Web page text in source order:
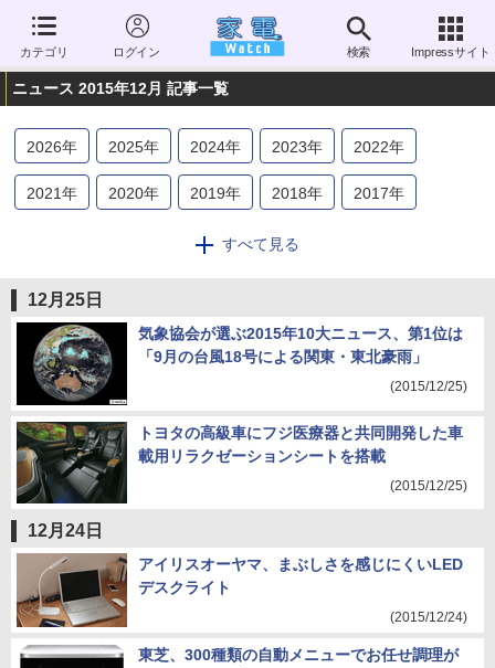
カテゴリ ログイン 検索 Impressサイト
ニュース 2015年12月 記事一覧
2026年 2025年 2024年 2023年 2022年
2021年 2020年 2019年 2018年 2017年
2014年 2013
2006年
すべて見る
12月25日
気象協会が選ぶ2015年10大ニュース、第1位は
「9月の台風18号による関東・東北豪雨」
(2015/12/25)
トヨタの高級車にフジ医療器と共同開発した車
載用リラクゼーションシートを搭載
(2015/12/25)
12月24日
アイリスオーヤマ、まぶしさを感じにくいLED
デスクライト
(2015/12/24)
東芝、300種類の自動メニューでお任せ調理が